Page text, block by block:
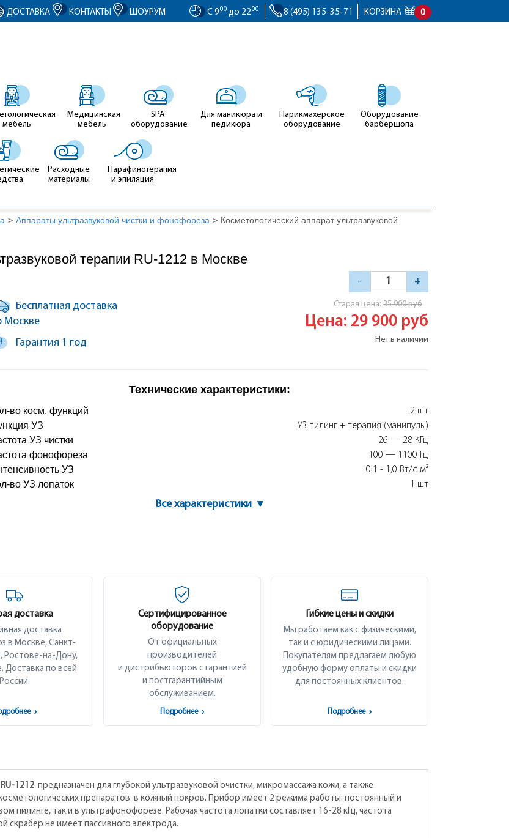
= clientID; });
ДОСТАВКА КОНТАКТЫ ШОУРУМ С 900 до 2200 8 (495) 135-35-71 КОРЗИНА 0
мебель
Медицинская
мебель
SPA
оборудование
Для маникюра и
педикюра
Парикмахерское
оборудование
Оборудование
барбершопа
Расходные
материалы
Парафинотерапия
и эпиляция
> Аппараты ультразвуковой чистки и фонофореза > Косметологический аппарат ультразвуковой
терапии RU-1212 в Москве
- +
Бесплатная доставка
Москве
Гарантия 1 год
Cтарая цена: 35 900руб
Цена: 29 900 руб
Нет в наличии
Технические характеристики:
во косм. функций 2 шт
УЗ УЗ пилинг + терапия (манипулы)
УЗ чистки 26 — 28 КГц
фонофореза 100 — 1100 Гц
УЗ 0,1 - 1,0 Вт/с м²
во УЗ лопаток 1 шт
Все характеристики ▾
доставка
доставка
в Москве, Санкт-
Ростове-на-Дону,
Доставка по всей
России.
›
Сертифицированное
оборудование
От официальных
производителей
и дистрибьюторов с гарантией
и постгарантийным
обслуживанием.
Подробнее ›
Гибкие цены и скидки
Мы работаем как с физическими,
так и с юридическими лицами.
Покупателям предлагаем любую
удобную форму оплаты и скидки
для постоянных клиентов.
Подробнее ›
1212 предназначен для глубокой ультразвуковой очистки, микромассажа кожи, а также
препаратов в кожный покров. Прибор имеет 2 режима работы: постоянный и
пилинге, так и в ультрафонофорезе. Рабочая частота лопатки составляет 16-28 кГц, частота
скрабер не имеет пассивного электрода.